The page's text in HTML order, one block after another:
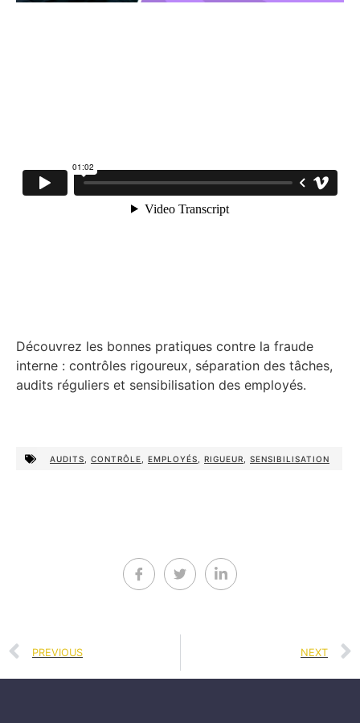
Découvrez les bonnes pratiques contre la fraude
interne : contrôles rigoureux, séparation des tâches,
audits réguliers et sensibilisation des employés.
AUDITS CONTRÔLE EMPLOYÉS RIGUEUR SENSIBILISATION
PREVIOUS NEXT